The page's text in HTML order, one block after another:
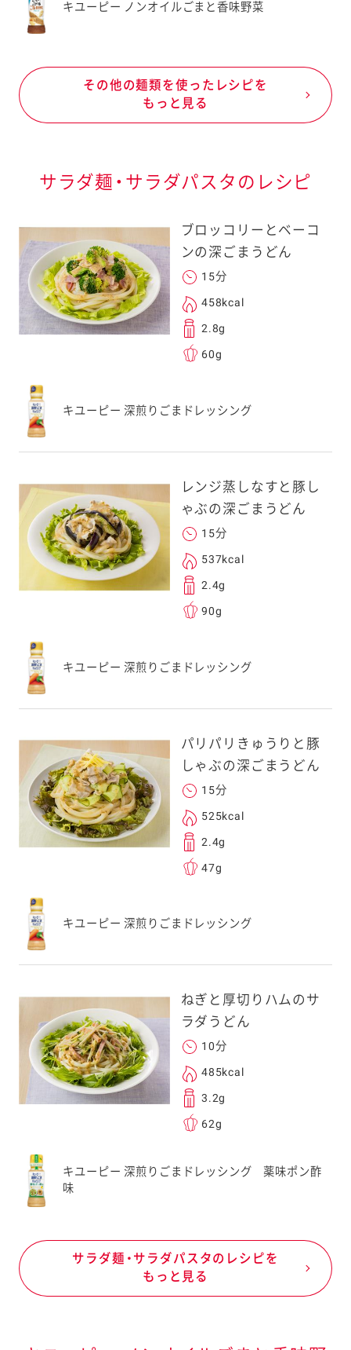
キユーピー ノンオイルごまと香味野菜
その他の麺類を使ったレシピを
もっと見る
サラダ麺・サラダパスタのレシピ
ブロッコリーとベーコ
ンの深ごまうどん
15分
458kcal
2.8g
60g
キユーピー 深煎りごまドレッシング
レンジ蒸しなすと豚し
ゃぶの深ごまうどん
15分
537kcal
2.4g
90g
キユーピー 深煎りごまドレッシング
パリパリきゅうりと豚
しゃぶの深ごまうどん
15分
525kcal
2.4g
47g
キユーピー 深煎りごまドレッシング
ねぎと厚切りハムのサ
ラダうどん
10分
485kcal
3.2g
62g
キユーピー 深煎りごまドレッシング 薬味ポン酢
味
サラダ麺・サラダパスタのレシピを
もっと見る